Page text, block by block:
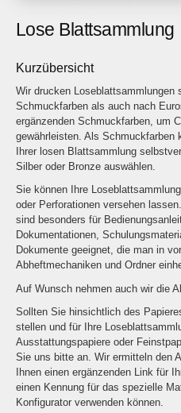
Lose Blattsammlung
Kurzübersicht
Wir drucken Loseblattsammlungen
Schmuckfarben als auch nach
ergänzenden Schmuckfarben, um
gewährleisten. Als Schmuckfarben
Ihrer losen Blattsammlung
Silber oder Bronze auswählen.
Sie können Ihre
oder Perforationen versehen
sind besonders für
Dokumentationen,
Dokumente geeignet, die man in
Abheftmechaniken und Ordner
Auf Wunsch nehmen auch wir die
Sollten Sie hinsichtlich des
stellen und für Ihre
Ausstattungspapiere oder
Sie uns bitte an. Wir ermitteln den
Ihnen einen ergänzenden Link für
einen Kennung für das spezielle
Konfigurator verwenden können.